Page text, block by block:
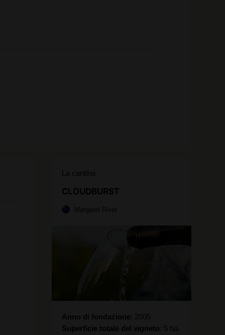
La cantina
CLOUDBURST
Margaret River
Anno di fondazione
2005
Superficie totale del vigneto 5 ha.